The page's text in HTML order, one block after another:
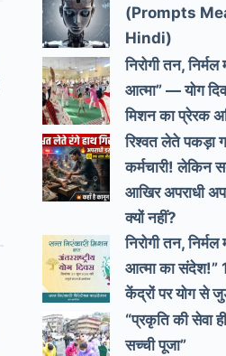
(Prompts
Hindi)
निरोगी तन,
आत्मा” — योग
मिशन का प्रेरक
रिश्वत लेते पकड़ा
कर्मचारी! लेकिन
आखिर अपराधी
क्यों नहीं?
निरोगी तन,
आत्मा का
केंद्रों पर योग से
“प्रकृति की सेवा
सच्ची पूजा”